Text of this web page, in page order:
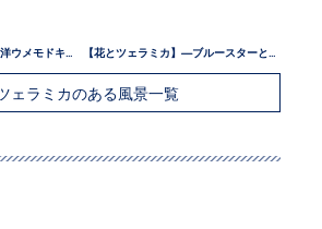
ツェラミカのある風景一覧